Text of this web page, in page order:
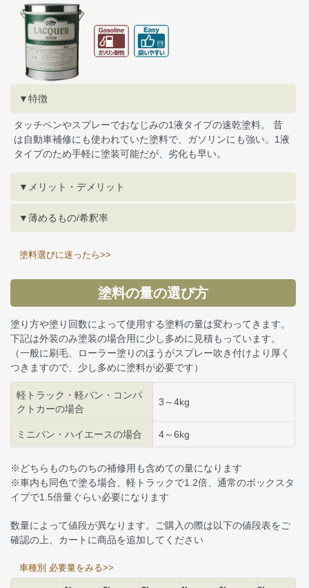
▼特徴
タッチペンやスプレーでおなじみの1液タイプの速乾塗料。 昔
は自動車補修にも使われていた塗料で、ガソリンにも強い。1液
タイプのため手軽に塗装可能だが、劣化も早い。
▼メリット・デメリット
▼薄めるもの/希釈率
塗料選びに迷ったら>>
塗料の量の選び方
塗り方や塗り回数によって使用する塗料の量は変わってきます。
下記は外装のみ塗装の場合用に少し多めに見積もっています。
（一般に刷毛、ローラー塗りのほうがスプレー吹き付けより厚く
つきますので、少し多めに塗料が必要です）
軽トラック・軽バン・コンパ
クトカーの場合
3～4kg
ミニバン・ハイエースの場合 4～6kg
※どちらものちのちの補修用も含めての量になります
※車内も同色で塗る場合、軽トラックで1.2倍、通常のボックスタ
イプで1.5倍量ぐらい必要になります
数量によって値段が異なります。ご購入の際は以下の値段表をご
確認の上、カートに商品を追加してください
車種別 必要量をみる>>